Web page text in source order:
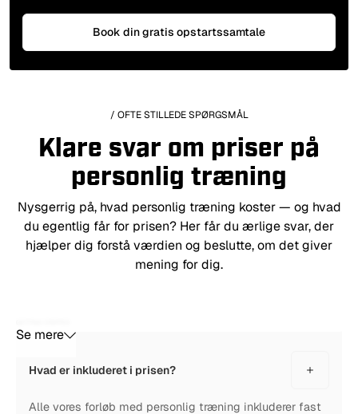
Book din gratis opstartssamtale
/ OFTE STILLEDE SPØRGSMÅL
Klare svar om priser på
personlig træning
Nysgerrig på, hvad personlig træning koster — og hvad
du egentlig får for prisen? Her får du ærlige svar, der
hjælper dig forstå værdien og beslutte, om det giver
mening for dig.
Hvad er inkluderet i prisen?
Alle vores forløb med personlig træning inkluderer fast
Se mere